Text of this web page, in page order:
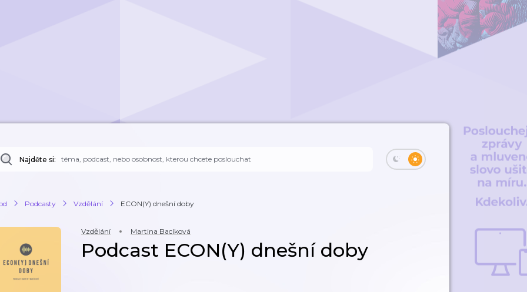
Najděte si:
Podcasty Vzdělání ECON(Y) dnešní doby
Vzdělání Martina Bacíková
Podcast ECON(Y) dnešní doby